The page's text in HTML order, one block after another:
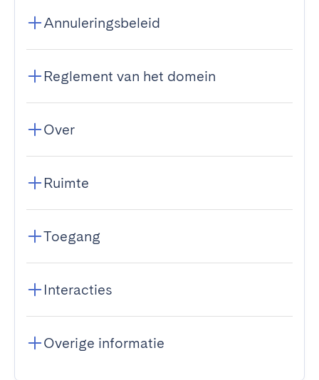
Annuleringsbeleid
Reglement van het domein
Over
Ruimte
Toegang
Interacties
Overige informatie